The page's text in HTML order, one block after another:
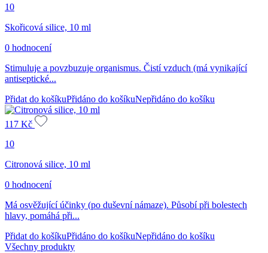
10
Skořicová silice, 10 ml
0 hodnocení
Stimuluje a povzbuzuje organismus. Čistí vzduch (má vynikající
antiseptické...
Přidat do košíkuPřidáno do košíkuNepřidáno do košíku
117 Kč
10
Citronová silice, 10 ml
0 hodnocení
Má osvěžující účinky (po duševní námaze). Působí při bolestech
hlavy, pomáhá při...
Přidat do košíkuPřidáno do košíkuNepřidáno do košíku
Všechny produkty